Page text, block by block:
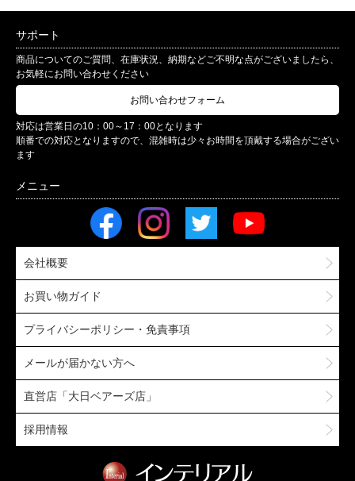
サポート
商品についてのご質問、在庫状況、納期などご不明な点がございましたら、
お気軽にお問い合わせください
お問い合わせフォーム
対応は営業日の10：00～17：00となります
順番での対応となりますので、混雑時は少々お時間を頂戴する場合がござい
ます
会社概要
お買い物ガイド
プライバシーポリシー・免責事項
メールが届かない方へ
直営店「大日ベアーズ店」
採用情報